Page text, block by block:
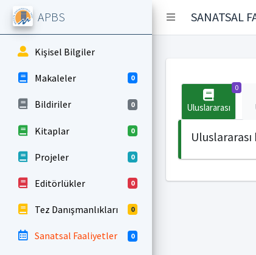
SANATSAL
APBS
Kişisel Bilgiler
Makaleler 0
Bildiriler 0
Kitaplar 0
Projeler 0
Editörlükler 0
Tez Danışmanlıkları 0
Sanatsal Faaliyetler 0
0
Uluslararası